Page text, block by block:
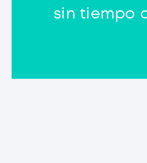
sin tiempo